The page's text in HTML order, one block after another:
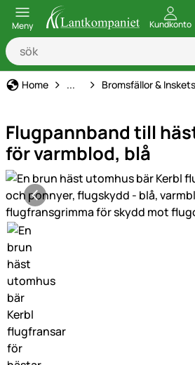
Meny Kundkonto
Home Hästhållning
... Bromsfällor &
Flugpannband till
för varmblod, blå
Produktgaleri